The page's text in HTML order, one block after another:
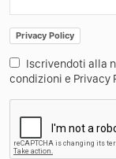
Privacy Policy
Iscrivendoti alla
condizioni e Privacy